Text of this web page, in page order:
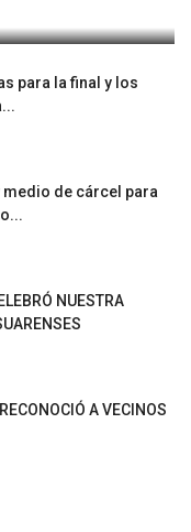
para la final y los
medio de cárcel para
NUESTRA
A VECINOS